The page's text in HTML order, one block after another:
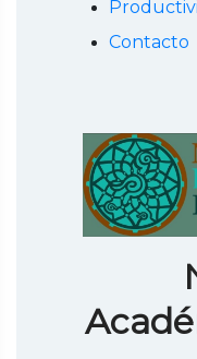
Contacto